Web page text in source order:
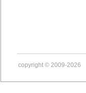
copyright © 2009-2026